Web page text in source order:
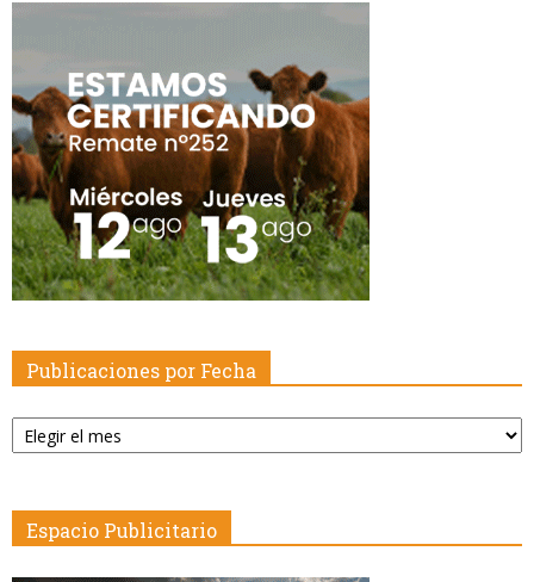
Publicaciones por Fecha
Publicaciones
por
Espacio Publicitario